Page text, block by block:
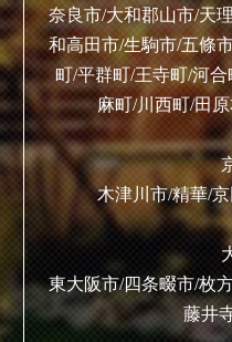
奈良市/大和郡山市/天
和高田市/生駒市/五條
町/平群町/王寺町/河
麻町/川西町/田
木津川市/精華/
東大阪市/四条畷市/枚
藤井